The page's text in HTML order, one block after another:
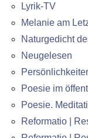
Lyrik-TV
Melanie am
Naturgedicht
Neugelesen
Poesie im
Poesie.
Reformatio |